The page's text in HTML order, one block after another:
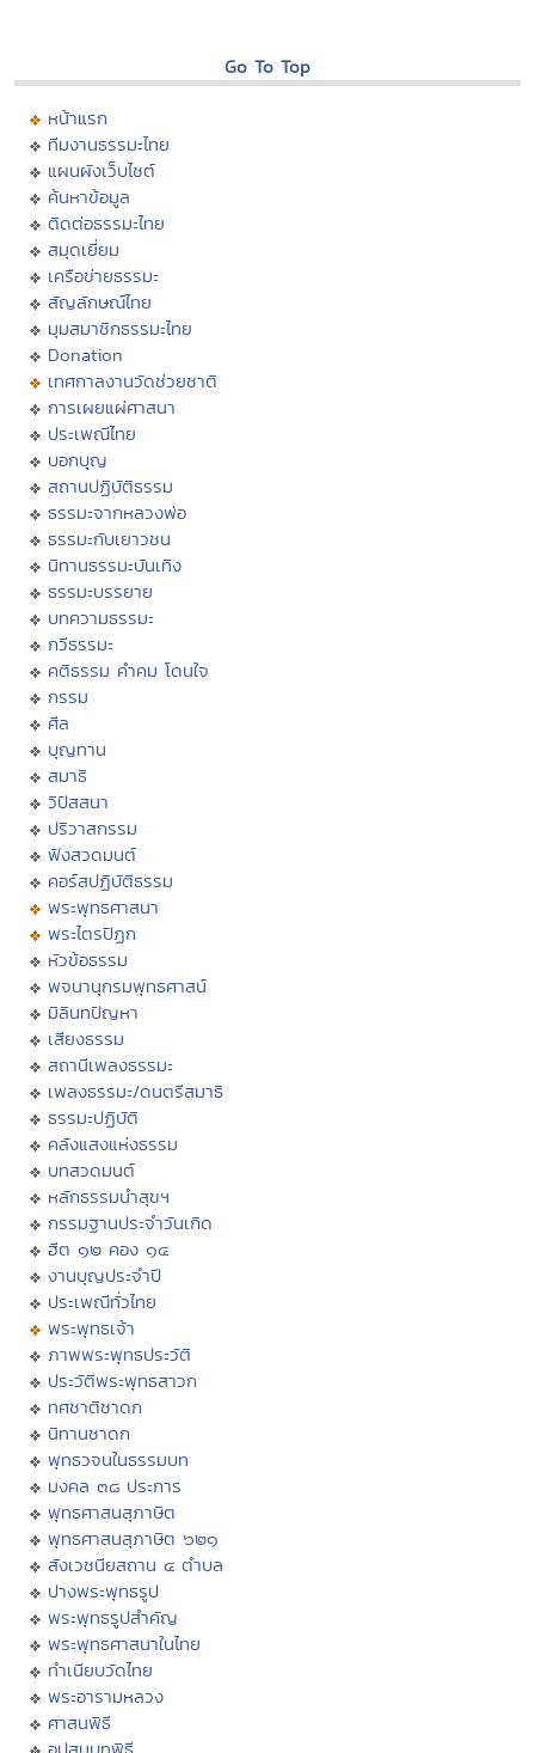
Go To Top
หน้าแรก
ทีมงานธรรมะไทย
แผนผังเว็บไซต์
ค้นหาข้อมูล
ติดต่อธรรมะไทย
สมุดเยี่ยม
เครือข่ายธรรมะ
สัญลักษณ์ไทย
มุมสมาชิกธรรมะไทย
Donation
เทศกาลงานวัดช่วยชาติ
การเผยแผ่ศาสนา
ประเพณีไทย
บอกบุญ
สถานปฏิบัติธรรม
ธรรมะจากหลวงพ่อ
ธรรมะกับเยาวชน
นิทานธรรมะบันเทิง
ธรรมะบรรยาย
บทความธรรมะ
กวีธรรมะ
คติธรรม คำคม โดนใจ
กรรม
ศีล
บุญทาน
สมาธิ
วิปัสสนา
ปริวาสกรรม
ฟังสวดมนต์
คอร์สปฏิบัติธรรม
พระพุทธศาสนา
พระไตรปิฏก
หัวข้อธรรม
พจนานุกรมพุทธศาสน์
มิลินทปัญหา
เสียงธรรม
สถานีเพลงธรรมะ
เพลงธรรมะ/ดนตรีสมาธิ
ธรรมะปฏิบัติ
คลังแสงแห่งธรรม
บทสวดมนต์
หลักธรรมนำสุขฯ
กรรมฐานประจำวันเกิด
ฮีต ๑๒ คอง ๑๔
งานบุญประจำปี
ประเพณีทั่วไทย
พระพุทธเจ้า
ภาพพระพุทธประวัติ
ประวัติพระพุทธสาวก
ทศชาติชาดก
นิทานชาดก
พุทธวจนในธรรมบท
มงคล ๓๘ ประการ
พุทธศาสนสุภาษิต
พุทธศาสนสุภาษิต ๖๒๑
สังเวชนียสถาน ๔ ตำบล
ปางพระพุทธรูป
พระพุทธรูปสำคัญ
พระพุทธศาสนาในไทย
ทำเนียบวัดไทย
พระอารามหลวง
ศาสนพิธี